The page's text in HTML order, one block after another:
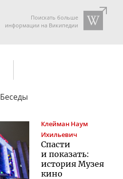
Поискать больше
информации на Википедии
Беседы
Клейман Наум
Ихильевич
Спасти
и показать:
история Музея
кино